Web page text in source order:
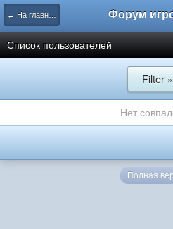
← На главную
Список пользователей
Filter »
Нет
Полная